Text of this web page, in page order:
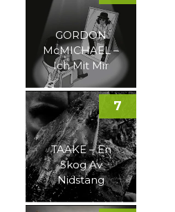
GORDON
McMICHAEL –
Ich Mit Mir
TAAKE – En
Skog Av
Nidstang
7